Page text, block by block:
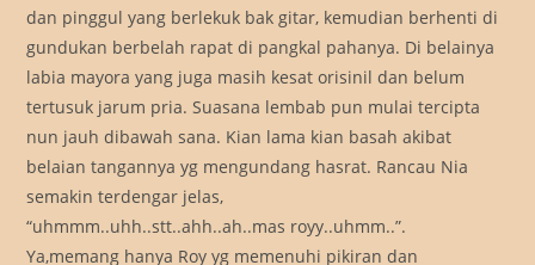
dan pinggul yang berlekuk bak gitar, kemudian berhenti di
gundukan berbelah rapat di pangkal pahanya. Di belainya
labia mayora yang juga masih kesat orisinil dan belum
tertusuk jarum pria. Suasana lembab pun mulai tercipta
nun jauh dibawah sana. Kian lama kian basah akibat
belaian tangannya yg mengundang hasrat. Rancau Nia
semakin terdengar jelas,
“uhmmm..uhh..stt..ahh..ah..mas royy..uhmm..”.
Ya,memang hanya Roy yg memenuhi pikiran dan